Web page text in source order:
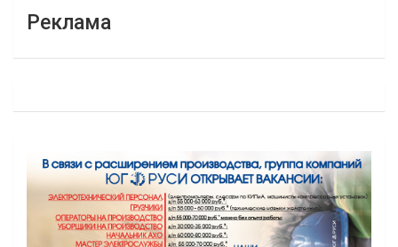
Реклама